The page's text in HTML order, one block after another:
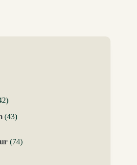
1042
4343
7474